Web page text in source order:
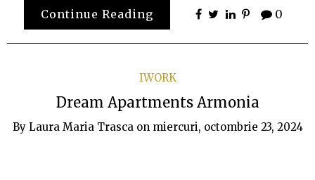
Continue Reading 0
IWORK
Dream Apartments Armonia
By Laura Maria Trasca on miercuri, octombrie 23, 2024